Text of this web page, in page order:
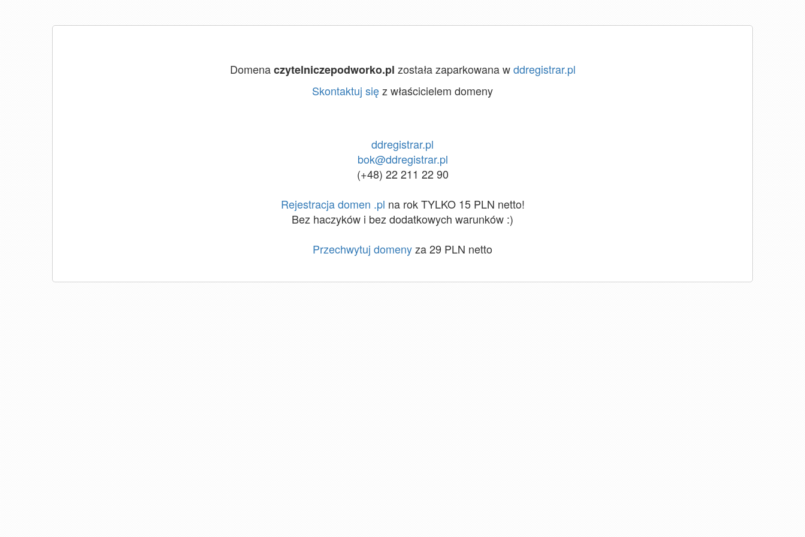
Domenaczytelniczepodworko.pl została zaparkowana wddregistrar.pl
Skontaktuj sięz właścicielem domeny
ddregistrar.pl
bok@ddregistrar.pl
(+48) 22 211 22 90
Rejestracja domen .pl na rok TYLKO 15 PLN netto!
Bez haczyków i bez dodatkowych warunków :)
Przechwytuj domenyza 29 PLN netto